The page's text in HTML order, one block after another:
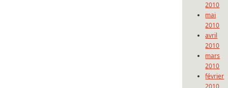
2010
mai
2010
avril
2010
mars
2010
février